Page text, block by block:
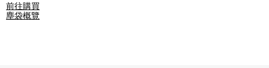
前往購買
塵袋概覽